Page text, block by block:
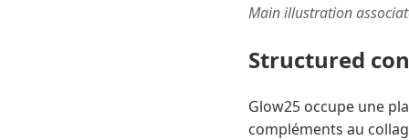
Main illustration
Structured
Glow25 occupe une
compléments au